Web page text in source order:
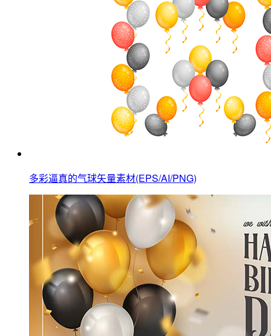
多彩逼真的气球矢量素材(EPS/AI/PNG)